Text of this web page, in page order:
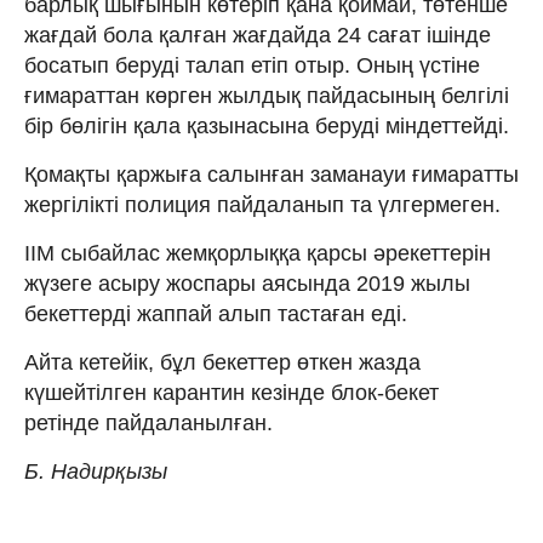
жағдай бола қалған жағдайда 24 сағат ішінде
босатып беруді талап етіп отыр. Оның үстіне
ғимараттан көрген жылдық пайдасының белгілі
бір бөлігін қала қазынасына беруді міндеттейді.
Қомақты қаржыға салынған заманауи ғимаратты
жергілікті полиция пайдаланып та үлгермеген.
ІІМ сыбайлас жемқорлыққа қарсы әрекеттерін
жүзеге асыру жоспары аясында 2019 жылы
бекеттерді жаппай алып тастаған еді.
Айта кетейік, бұл бекеттер өткен жазда
күшейтілген карантин кезінде блок-бекет
ретінде пайдаланылған.
Б. Надирқызы